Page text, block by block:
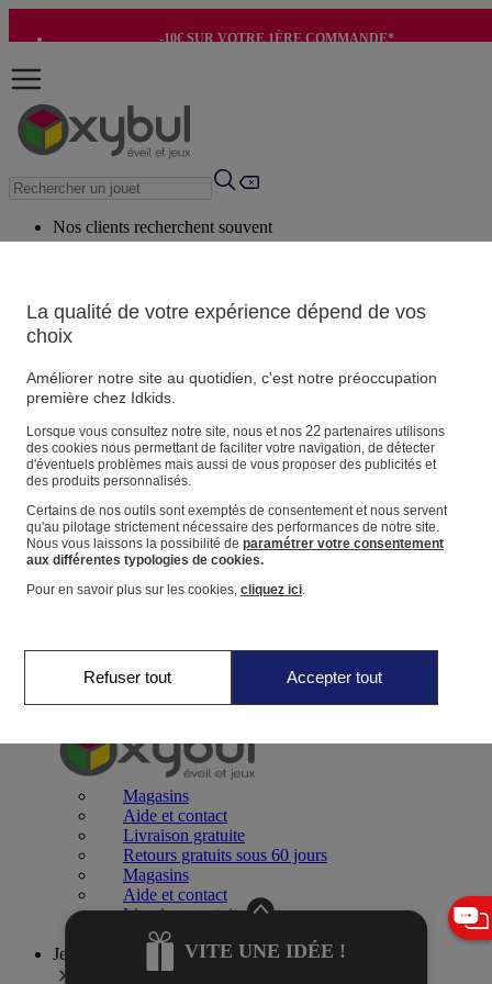
-10€ SUR VOTRE 1ÈRE COMMANDE*
Nos clients recherchent souvent
Conseils suggérés
Produits suggérés
Vos informations personnelles
Suivre une commande
Magasin
Panier
Favoris
Jeux 0-2 ans
Magasins
Aide et contact
Livraison gratuite
Retours gratuits sous 60 jours
Magasins
Aide et contact
Livraison gratuite
Retours gratuits sous 60 jours
Jeux 2-4 ans
VITE UNE IDÉE !
La qualité de votre expérience dépend de vos
choix
Améliorer notre site au quotidien, c'est notre préoccupation
première chez Idkids.
Lorsque vous consultez notre site, nous et nos 22partenaires utilisons
des cookies nous permettant de faciliter votre navigation, de détecter
d'éventuels problèmes mais aussi de vous proposer des publicités et
des produits personnalisés.
Certains de nos outils sont exemptés de consentement et nous servent
qu'au pilotage strictement nécessaire des performances de notre site.
Nous vous laissons la possibilité de paramétrer votre consentement
aux différentes typologies de cookies.
Pour en savoir plus sur les cookies, cliquez ici.
Refuser tout Accepter tout